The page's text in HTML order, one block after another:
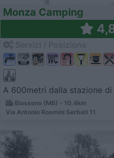
Monza Camping
A 600metri dalla stazione
Biassono (MB) - 10.4km
Via Antonio Rosmini Serbati 11